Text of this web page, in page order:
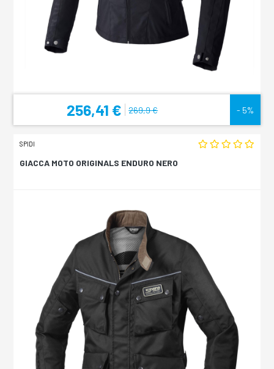
256,41 € 269,9 € - 5%
SPIDI
GIACCA MOTO ORIGINALS ENDURO NERO